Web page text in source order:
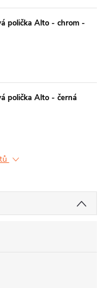
polička Alto - chrom -
polička Alto - černá